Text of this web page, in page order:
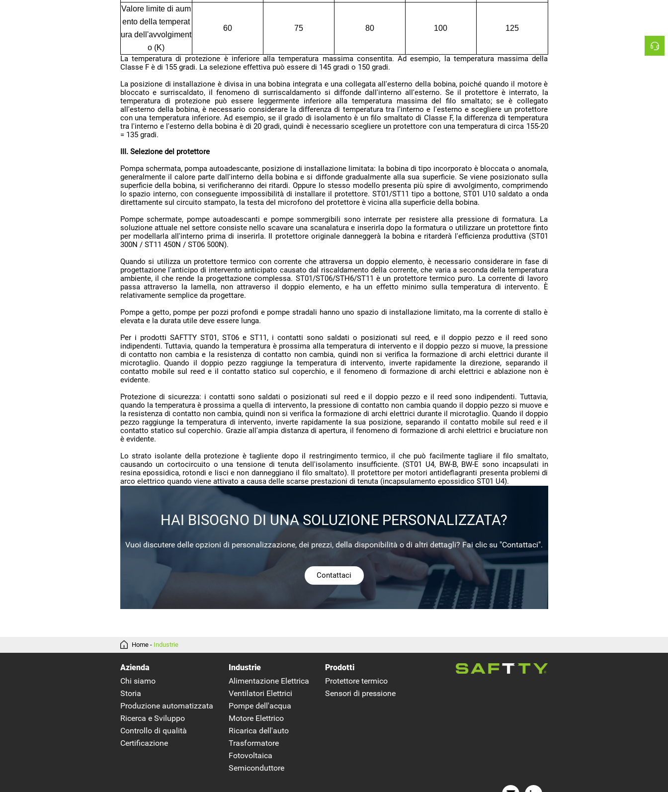
o (K)
60 75 80 100 125
Classe F è di 155 gradi. La selezione effettiva può essere di 145 gradi o 150 gradi.
= 135 gradi.
III. Selezione del protettore
direttamente sul circuito stampato, la testa del microfono del protettore è vicina alla superficie della bobina.
300N / ST11 450N / ST06 500N).
relativamente semplice da progettare.
elevata e la durata utile deve essere lunga.
evidente.
è evidente.
arco elettrico quando viene attivato a causa delle scarse prestazioni di tenuta (incapsulamento epossidico ST01 U4).
HAI BISOGNO DI UNA SOLUZIONE PERSONALIZZATA?
Vuoi discutere delle opzioni di personalizzazione, dei prezzi, della disponibilità o di altri dettagli? Fai clic su "Contattaci".
Contattaci
Home - Industrie
Azienda
Chi siamo
Storia
Produzione automatizzata
Ricerca e Sviluppo
Controllo di qualità
Certificazione
Industrie
Alimentazione Elettrica
Ventilatori Elettrici
Pompe dell'acqua
Motore Elettrico
Ricarica dell'auto
Trasformatore
Fotovoltaica
Semiconduttore
Prodotti
Protettore termico
Sensori di pressione